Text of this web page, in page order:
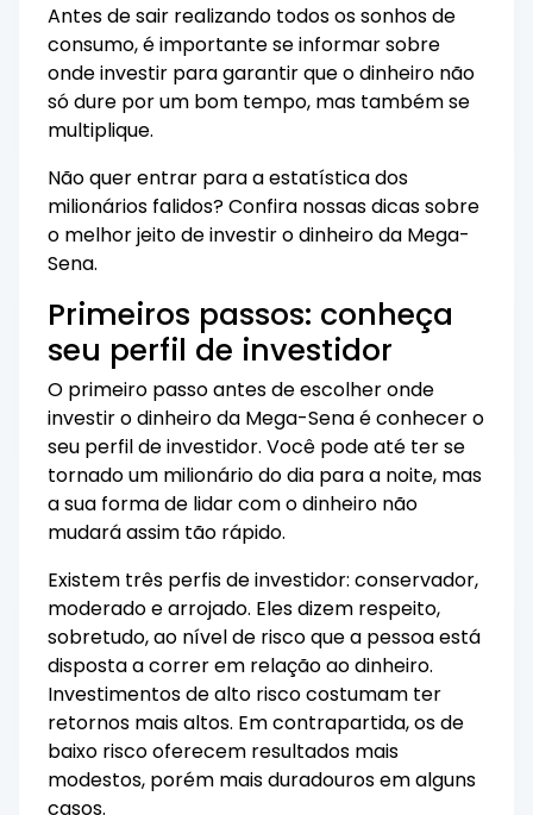
Antes de sair realizando todos os sonhos de
consumo, é importante se informar sobre
onde investir para garantir que o dinheiro não
só dure por um bom tempo, mas também se
multiplique.
Não quer entrar para a estatística dos
milionários falidos? Confira nossas dicas sobre
o melhor jeito de investir o dinheiro da Mega-
Sena.
Primeiros passos: conheça
seu perfil de investidor
O primeiro passo antes de escolher onde
investir o dinheiro da Mega-Sena é conhecer o
seu perfil de investidor. Você pode até ter se
tornado um milionário do dia para a noite, mas
a sua forma de lidar com o dinheiro não
mudará assim tão rápido.
Existem três perfis de investidor: conservador,
moderado e arrojado. Eles dizem respeito,
sobretudo, ao nível de risco que a pessoa está
disposta a correr em relação ao dinheiro.
Investimentos de alto risco costumam ter
retornos mais altos. Em contrapartida, os de
baixo risco oferecem resultados mais
modestos, porém mais duradouros em alguns
casos.